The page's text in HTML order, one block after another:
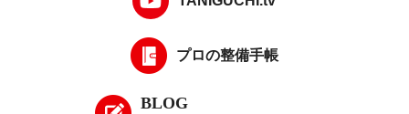
プロの整備手帳
BLOG